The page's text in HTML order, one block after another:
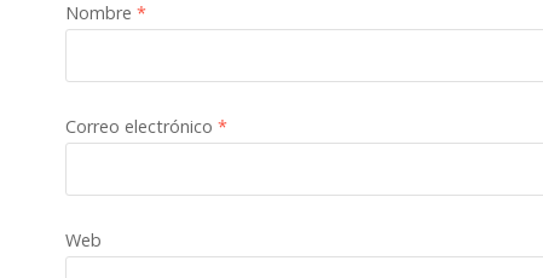
Nombre *
Correo electrónico *
Web